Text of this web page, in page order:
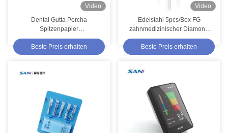
Video
Dental Gutta Percha
Spitzenpapier
Absorptionspapier
Spitzenpapier
Beste Preis erhalten
Video
Edelstahl 5pcs/Box FG
zahnmedizinischer Diamond
Burs For High Speed
Handpiece
Beste Preis erhalten